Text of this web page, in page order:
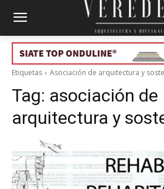
Etiquetas Asociación de arquitectura y
Tag: asociación de
arquitectura y